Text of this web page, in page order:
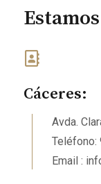
Cáceres:
Avda.
Teléfono:
Email :